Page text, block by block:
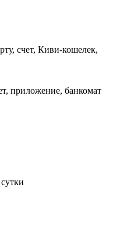
счет, Киви-кошелек,
приложение, банкомат